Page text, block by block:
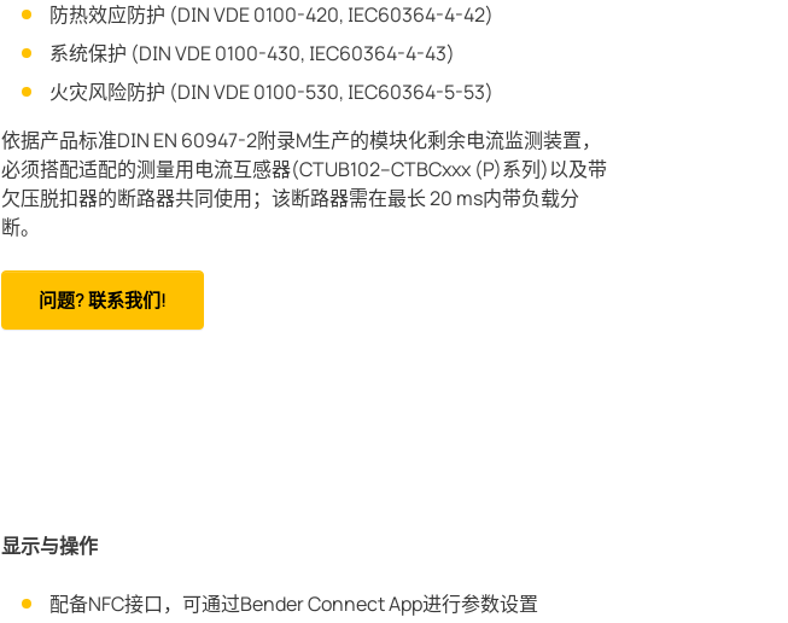
防热效应防护 (DIN VDE 0100-420, IEC60364-4-42)
系统保护 (DIN VDE 0100-430, IEC60364-4-43)
火灾风险防护 (DIN VDE 0100-530, IEC60364-5-53)
依据产品标准DIN EN 60947-2附录M生产的模块化剩余电流监测装置，
必须搭配适配的测量用电流互感器(CTUB102–CTBCxxx (P)系列)以及带
欠压脱扣器的断路器共同使用；该断路器需在最长 20 ms内带负载分
断。
问题? 联系我们!
显示与操作
配备NFC接口，可通过Bender Connect App进行参数设置